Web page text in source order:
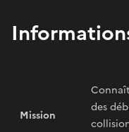
Mission
des